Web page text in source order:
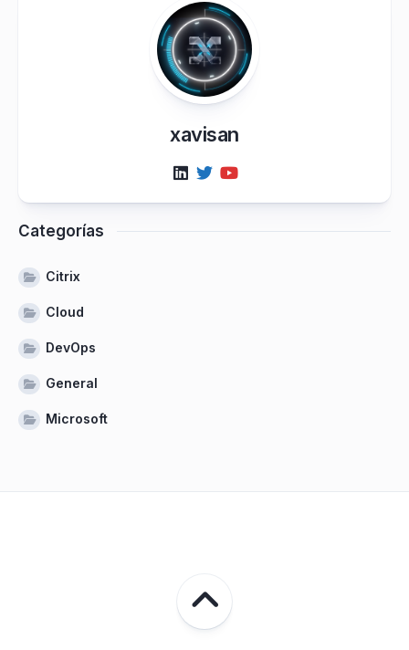
xavisan
Categorías
Citrix
Cloud
DevOps
General
Microsoft